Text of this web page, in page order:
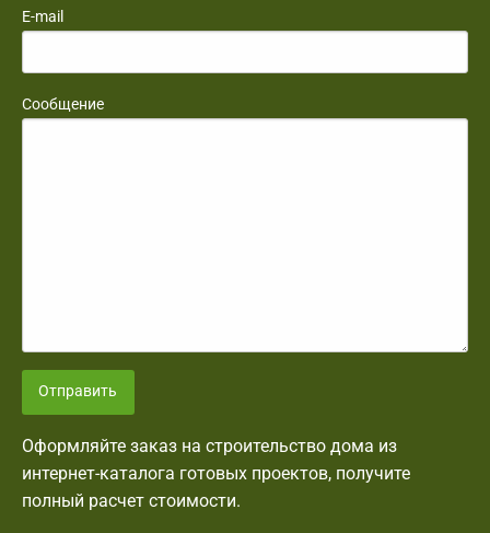
E-mail
Сообщение
Отправить
Оформляйте заказ на строительство дома из
интернет-каталога готовых проектов, получите
полный расчет стоимости.